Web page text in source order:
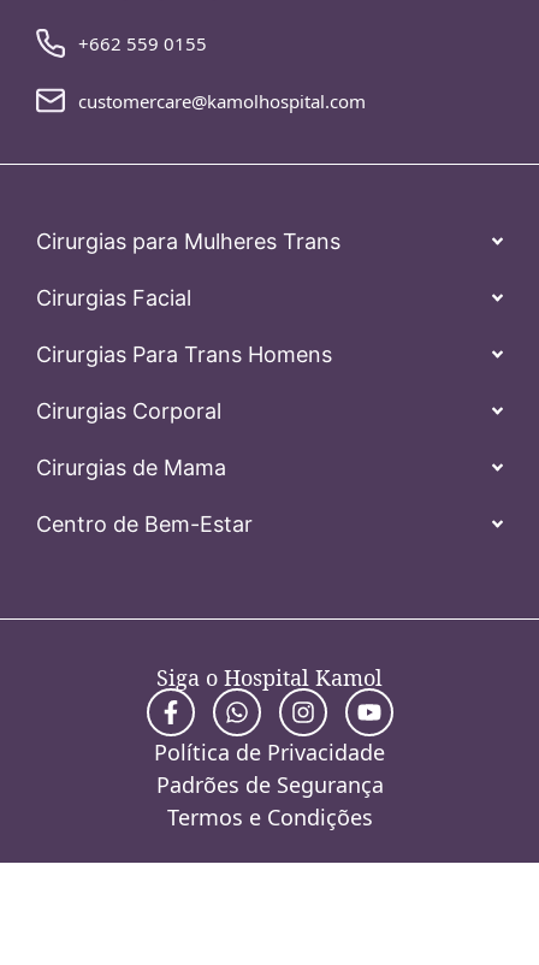
+662 559 0155
customercare@kamolhospital.com
Cirurgias para Mulheres Trans
Cirurgias Facial
Cirurgias Para Trans Homens
Cirurgias Corporal
Cirurgias de Mama
Centro de Bem-Estar
Siga o Hospital Kamol
Política de Privacidade
Padrões de Segurança
Termos e Condições